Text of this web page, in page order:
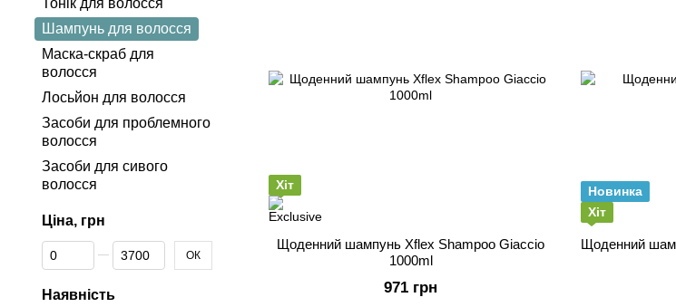
Хіт
Щоденний шампунь Xflex Shampoo Giaccio
1000ml
971 грн
Новинка
Хіт
Щоденний
Тонік для волосся
Шампунь для волосся
Маска-скраб для
волосся
Лосьйон для волосся
Засоби для проблемного
волосся
Засоби для сивого
волосся
Ціна, грн
Від Ціна, грн
До Ціна, грн ОК
Наявність